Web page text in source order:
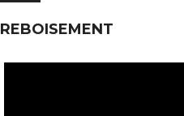
REBOISEMENT